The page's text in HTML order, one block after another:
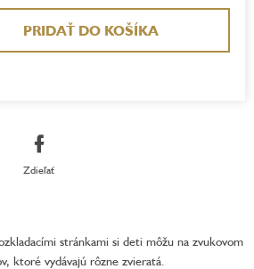
PRIDAŤ DO KOŠÍKA
Zdieľať
stránkami si deti môžu na zvukovom
ktoré vydávajú rôzne zvieratá.